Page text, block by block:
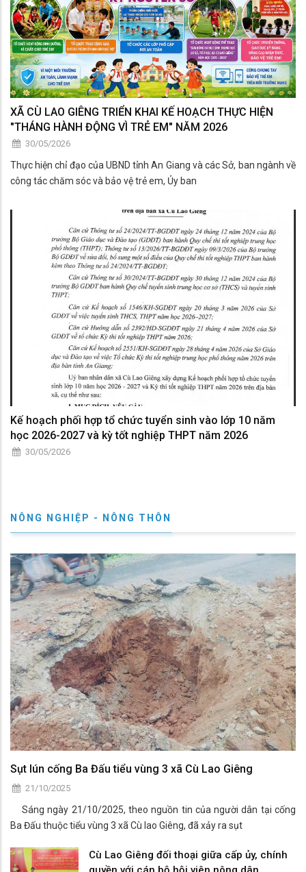
XÃ CÙ LAO GIÊNG TRIỂN KHAI KẾ HOẠCH THỰC HIỆN
"THÁNG HÀNH ĐỘNG VÌ TRẺ EM" NĂM 2026
30/05/2026
Thực hiện chỉ đạo của UBND tỉnh An Giang và các Sở, ban ngành về
công tác chăm sóc và bảo vệ trẻ em, Ủy ban
Kế hoạch phối hợp tổ chức tuyển sinh vào lớp 10 năm
học 2026-2027 và kỳ tốt nghiệp THPT năm 2026
30/05/2026
NÔNG NGHIỆP - NÔNG THÔN
Sụt lún cống Ba Đấu tiểu vùng 3 xã Cù Lao Giêng
21/10/2025
Sáng ngày 21/10/2025, theo nguồn tin của người dân tại cống
Ba Đấu thuộc tiểu vùng 3 xã Cù lao Giêng, đã xảy ra sụt
Cù Lao Giêng đối thoại giữa cấp ủy, chính